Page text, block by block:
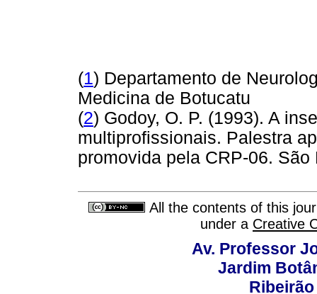
(1) Departamento de
Medicina de Botucatu
(2) Godoy, O. P. (1993). A
multiprofissionais. Palestra
promovida pela CRP-06. São
All the contents of this
under a Creative
Av. Professor
Jardim